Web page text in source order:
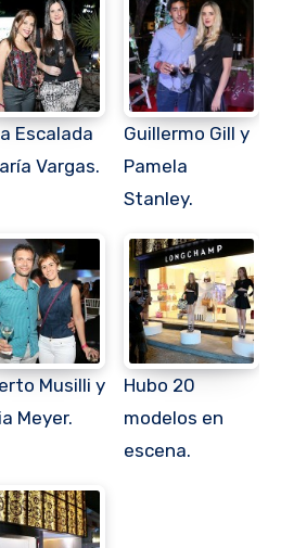
Escalada
Vargas.
Guillermo Gill y
Pamela
Stanley.
Musilli y
Meyer.
Hubo 20
modelos en
escena.